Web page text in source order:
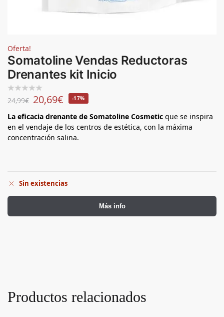
Oferta!
Somatoline Vendas Reductoras
Drenantes kit Inicio
24,99€ 20,69€ -17%
La eficacia drenante de Somatoline Cosmetic que se inspira
en el vendaje de los centros de estética, con la máxima
concentración salina.
Sin existencias
Más info
Productos relacionados